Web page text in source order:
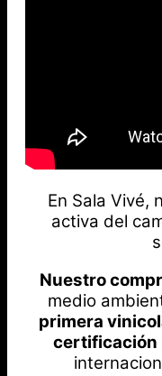
En Sala Vivé,
activa del
Nuestro
medio
primera
certificación